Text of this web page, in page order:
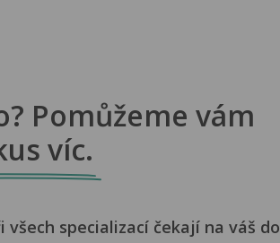
Pomůžeme vám
víc.
všech specializací čekají na váš